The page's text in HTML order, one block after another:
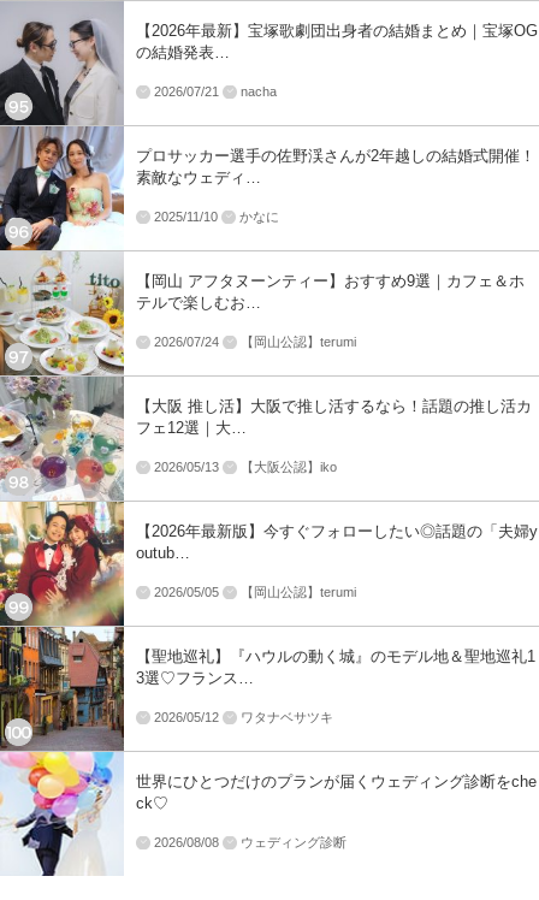
【2026年最新】宝塚歌劇団出身者の結婚まとめ｜宝塚OG
の結婚発表…
2026/07/21 nacha
プロサッカー選手の佐野渓さんが2年越しの結婚式開催！
素敵なウェディ…
2025/11/10 かなに
【岡山 アフタヌーンティー】おすすめ9選｜カフェ＆ホ
テルで楽しむお…
2026/07/24 【岡山公認】terumi
【大阪 推し活】大阪で推し活するなら！話題の推し活カ
フェ12選｜大…
2026/05/13 【大阪公認】iko
【2026年最新版】今すぐフォローしたい◎話題の「夫婦y
outub…
2026/05/05 【岡山公認】terumi
【聖地巡礼】『ハウルの動く城』のモデル地＆聖地巡礼1
3選♡フランス…
2026/05/12 ワタナベサツキ
世界にひとつだけのプランが届くウェディング診断をche
ck♡
2026/08/08 ウェディング診断